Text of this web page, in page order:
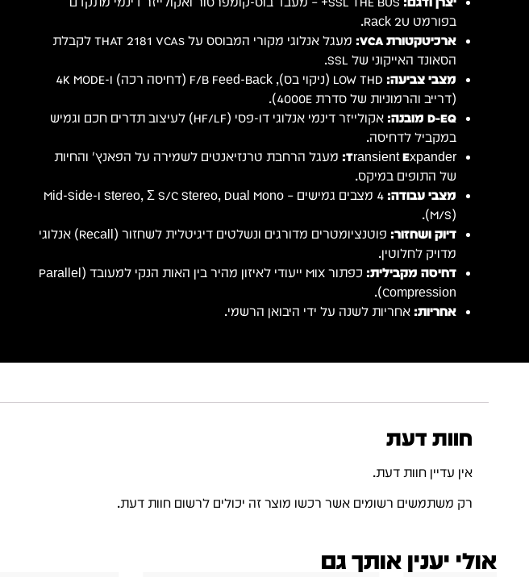
בפורמט Rack 2U.
ארכיטקטורת VCA:
מעגל אנלוגי מקורי המבוסס על THAT 2181 VCAs לקבלת
הסאונד האייקוני של SSL.
מצבי צביעה:
LOW THD (ניקוי בס), F/B Feed-Back (דחיסה רכה) ו-4K MODE
(דרייב והרמוניות של סדרת 4000E).
D-EQ מובנה:
אקולייזר דינמי אנלוגי דו-פסי (HF/LF) לעיצוב תדרים חכם וגמיש
במקביל לדחיסה.
Transient Expander: מעגל הרחבת טרנזיאנטים לשמירה על הפאנץ' והחיות
של התופים במיקס.
מצבי עבודה:
4 מצבים גמישים – Stereo, Σ S/C Stereo, Dual Mono ו-Mid-Side
(M/S).
דיוק ושחזור:
פוטנציומטרים מדורגים ונשלטים דיגיטלית לשחזור (Recall) אנלוגי
מדויק לחלוטין.
דחיסה מקבילית:
כפתור MIX ייעודי לאיזון מהיר בין האות הנקי למעובד (Parallel
Compression).
אחריות: אחריות לשנה על ידי היבואן הרשמי.
חוות דעת
אין עדיין חוות דעת.
רק משתמשים רשומים אשר רכשו מוצר זה יכולים לרשום חוות דעת.
אולי יענין אותך גם